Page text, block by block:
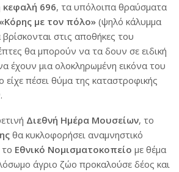
κεφαλή 696, τα υπόλοιπα θραύσματα
«Κόρης με τον πόλο» (ψηλό κάλυμμα
στις αποθήκες του
θα μπορούν να τα δουν σε ειδική
έχουν μια ολοκληρωμένη εικόνα του
πέσει θύμα της καταστροφικής
Διεθνή Ημέρα Μουσείων, το
θα κυκλοφορήσει αναμνηστικό
Εθνικό Νομισματοκοπείο με θέμα
άγριο ζώο προκαλούσε δέος και